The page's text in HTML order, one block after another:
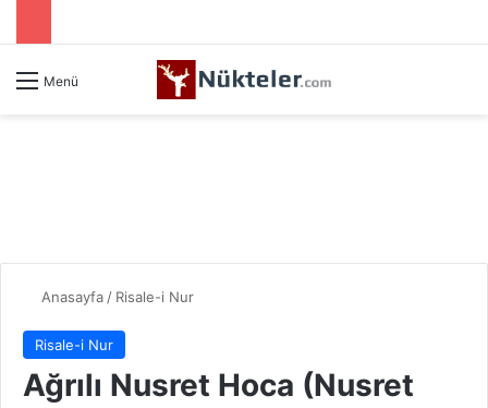
Menü
Anasayfa / Risale-i Nur
Risale-i Nur
Ağrılı Nusret Hoca (Nusret